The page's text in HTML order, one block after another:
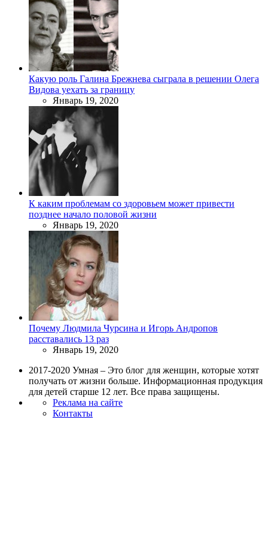
Какую роль Галина Брежнева сыграла в решении Олега
Видова уехать за границу
Январь 19, 2020
К каким проблемам со здоровьем может привести
позднее начало половой жизни
Январь 19, 2020
Почему Людмила Чурсина и Игорь Андропов
расставались 13 раз
Январь 19, 2020
2017-2020 Умная – Это блог для женщин, которые хотят
получать от жизни больше. Информационная продукция
для детей старше 12 лет. Все права защищены.
Реклама на сайте
Контакты